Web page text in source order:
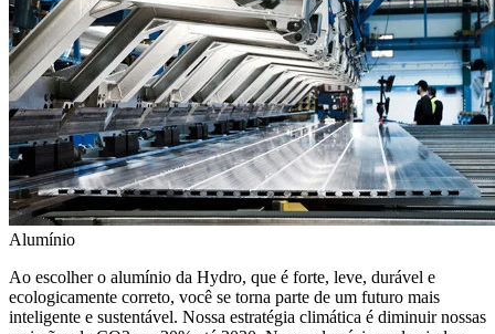
Alumínio
Ao escolher o alumínio da Hydro, que é forte, leve, durável e
ecologicamente correto, você se torna parte de um futuro mais
inteligente e sustentável. Nossa estratégia climática é diminuir nossas